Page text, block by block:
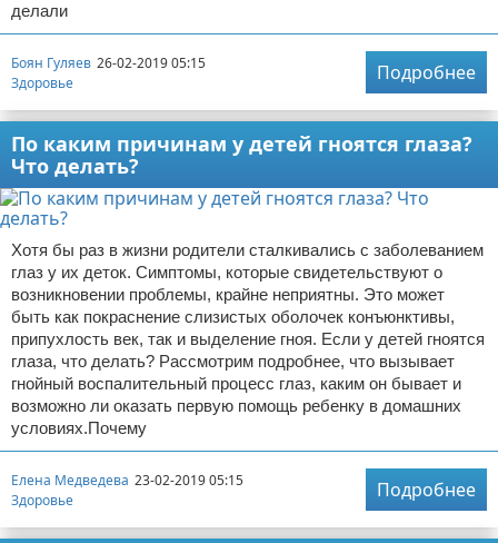
делали
Боян Гуляев 26-02-2019 05:15
Здоровье
Подробнее
По каким причинам у детей гноятся глаза?
Что делать?
Хотя бы раз в жизни родители сталкивались с заболеванием
глаз у их деток. Симптомы, которые свидетельствуют о
возникновении проблемы, крайне неприятны. Это может
быть как покраснение слизистых оболочек конъюнктивы,
припухлость век, так и выделение гноя. Если у детей гноятся
глаза, что делать? Рассмотрим подробнее, что вызывает
гнойный воспалительный процесс глаз, каким он бывает и
возможно ли оказать первую помощь ребенку в домашних
условиях.Почему
Елена Медведева 23-02-2019 05:15
Здоровье
Подробнее